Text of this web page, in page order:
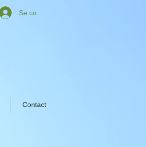
Se connecter
Contact